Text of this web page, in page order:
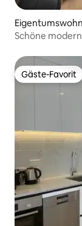
Schöne
Gäste-Favorit
Gäste-Favorit